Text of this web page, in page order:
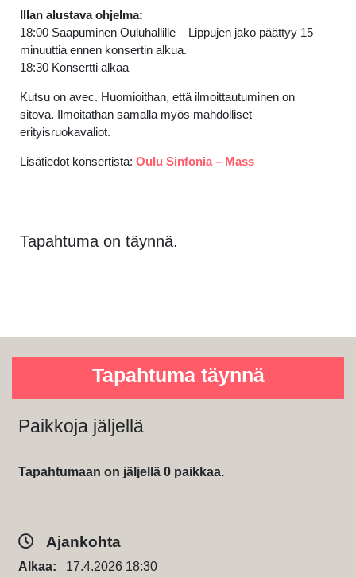
Illan alustava ohjelma:
18:00 Saapuminen Ouluhallille – Lippujen jako päättyy 15
minuuttia ennen konsertin alkua.
18:30 Konsertti alkaa
Kutsu on avec. Huomioithan, että ilmoittautuminen on
sitova. Ilmoitathan samalla myös mahdolliset
erityisruokavaliot.
Lisätiedot konsertista: Oulu Sinfonia – Mass
Tapahtuma on täynnä.
Tapahtuma täynnä
Paikkoja jäljellä
Tapahtumaan on jäljellä 0 paikkaa.
Ajankohta
Alkaa: 17.4.2026 18:30